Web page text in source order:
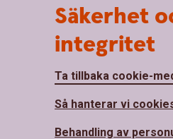
Säkerhet
integritet
Ta tillbaka cookie-
Så hanterar vi
Behandling av